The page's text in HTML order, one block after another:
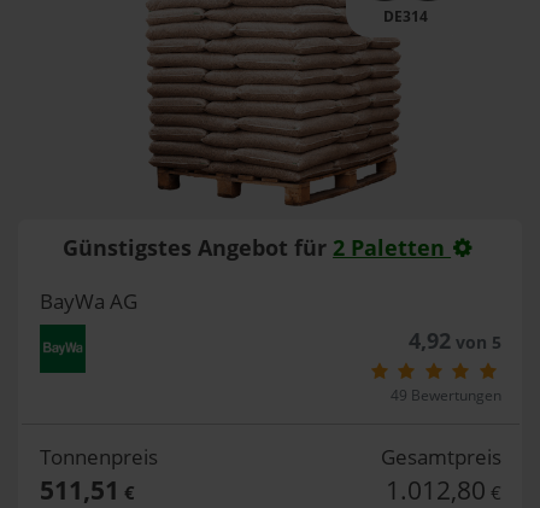
DE314
Günstigstes Angebot für 2 Paletten
BayWa AG
4,92von 5
49 Bewertungen
Tonnenpreis
511,51 €
Gesamtpreis
1.012,80 €